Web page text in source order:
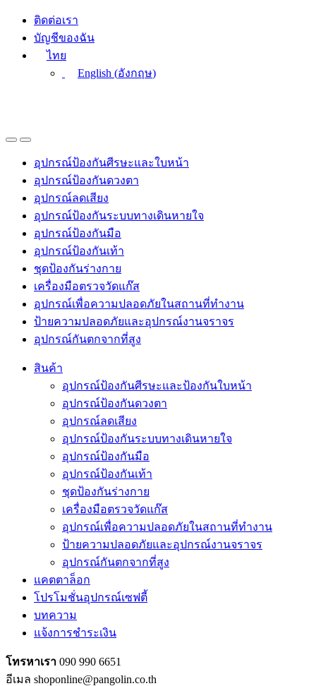
Skip
navigation
Skip
content
ติดต่อเรา
บัญชีของฉัน
ไทย
English (อังกฤษ)
อุปกรณ์ป้องกันศีรษะและใบหน้า
อุปกรณ์ป้องกันดวงตา
อุปกรณ์ลดเสียง
อุปกรณ์ป้องกันระบบทางเดินหายใจ
อุปกรณ์ป้องกันมือ
อุปกรณ์ป้องกันเท้า
ชุดป้องกันร่างกาย
เครื่องมือตรวจวัดแก๊ส
อุปกรณ์เพื่อความปลอดภัยในสถานที่ทำงาน
ป้ายความปลอดภัยและอุปกรณ์งานจราจร
อุปกรณ์กันตกจากที่สูง
สินค้า
อุปกรณ์ป้องกันศีรษะและป้องกันใบหน้า
อุปกรณ์ป้องกันดวงตา
อุปกรณ์ลดเสียง
อุปกรณ์ป้องกันระบบทางเดินหายใจ
อุปกรณ์ป้องกันมือ
อุปกรณ์ป้องกันเท้า
ชุดป้องกันร่างกาย
เครื่องมือตรวจวัดแก๊ส
อุปกรณ์เพื่อความปลอดภัยในสถานที่ทำงาน
ป้ายความปลอดภัยและอุปกรณ์งานจราจร
อุปกรณ์กันตกจากที่สูง
แคตตาล็อก
โปรโมชั่นอุปกรณ์เซฟตี้
บทความ
แจ้งการชำระเงิน
โทรหาเรา 090 990 6651
อีเมล shoponline@pangolin.co.th